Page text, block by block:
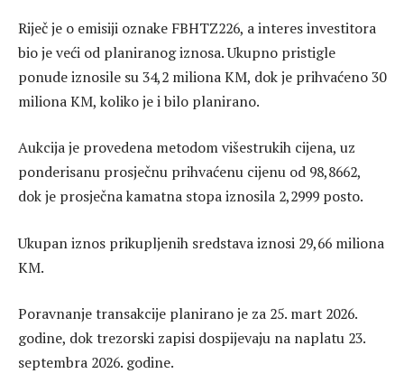
Riječ je o emisiji oznake FBHTZ226, a interes investitora
bio je veći od planiranog iznosa. Ukupno pristigle
ponude iznosile su 34,2 miliona KM, dok je prihvaćeno 30
miliona KM, koliko je i bilo planirano.
Aukcija je provedena metodom višestrukih cijena, uz
ponderisanu prosječnu prihvaćenu cijenu od 98,8662,
dok je prosječna kamatna stopa iznosila 2,2999 posto.
Ukupan iznos prikupljenih sredstava iznosi 29,66 miliona
KM.
Poravnanje transakcije planirano je za 25. mart 2026.
godine, dok trezorski zapisi dospijevaju na naplatu 23.
septembra 2026. godine.